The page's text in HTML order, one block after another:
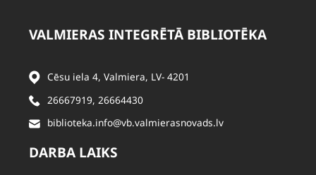
VALMIERAS INTEGRĒTĀ BIBLIOTĒKA
Cēsu iela 4, Valmiera, LV- 4201
26667919, 26664430
biblioteka.info@vb.valmierasnovads.lv
DARBA LAIKS